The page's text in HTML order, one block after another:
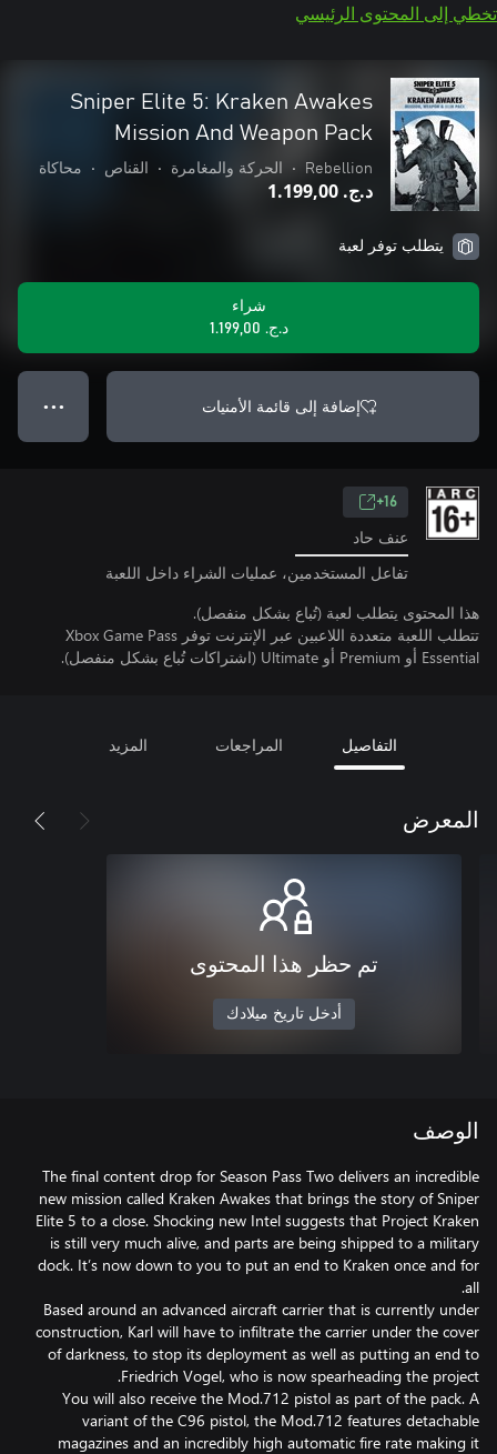
تخطي إلى المحتوى الرئيسي
Sniper Elite 5: Kraken Awakes
Mission And Weapon Pack
Rebellion
• الحركة والمغامرة • القناص • محاكاة
د.ج.‏ 1.199,00
يتطلب توفر لعبة
شراء
د.ج.‏ 1.199,00
إضافة إلى قائمة الأمنيات ● ● ●
16+
عنف حاد
تفاعل المستخدمين، عمليات الشراء داخل اللعبة
هذا المحتوى يتطلب لعبة (تُباع بشكل منفصل).
تتطلب اللعبة متعددة اللاعبين عبر الإنترنت توفر Xbox Game Pass
Essential أو Premium أو Ultimate (اشتراكات تُباع بشكل منفصل).
التفاصيل المراجعات المزيد
المعرض
تم حظر هذا المحتوى
أدخل تاريخ ميلادك
الوصف
The final content drop for Season Pass Two delivers an incredible
new mission called Kraken Awakes that brings the story of Sniper
Elite 5 to a close. Shocking new Intel suggests that Project Kraken
is still very much alive, and parts are being shipped to a military
dock. It’s now down to you to put an end to Kraken once and for
Based around an advanced aircraft carrier that is currently under
construction, Karl will have to infiltrate the carrier under the cover
of darkness, to stop its deployment as well as putting an end to
You will also receive the Mod.712 pistol as part of the pack. A
variant of the C96 pistol, the Mod.712 features detachable
magazines and an incredibly high automatic fire rate making it